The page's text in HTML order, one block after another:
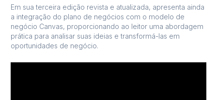
Em sua terceira edição revista e atualizada, apresenta ainda
a integração do plano de negócios com o modelo de
negócio Canvas, proporcionando ao leitor uma abordagem
prática para analisar suas ideias e transformá-las em
oportunidades de negócio.